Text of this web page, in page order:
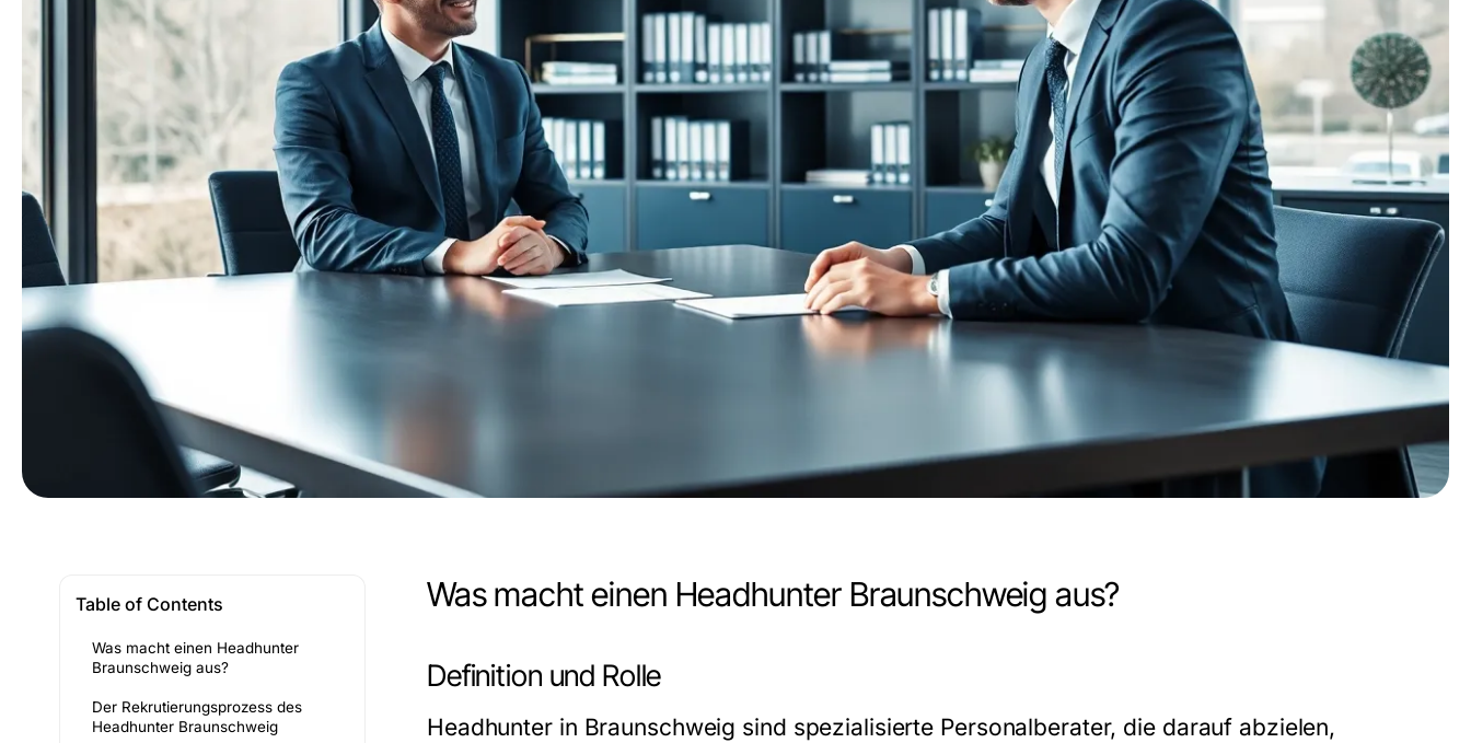
Table of Contents
Was macht einen Headhunter
Braunschweig aus?
Der Rekrutierungsprozess des
Headhunter Braunschweig
Was macht einen Headhunter Braunschweig aus?
Definition und Rolle
Headhunter in Braunschweig sind spezialisierte Personalberater, die darauf abzielen,